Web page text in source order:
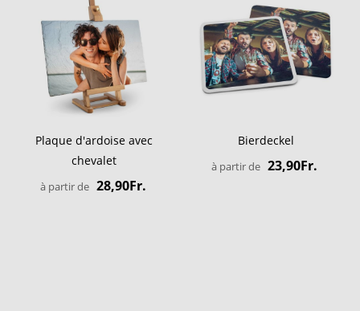
Plaque d'ardoise avec
chevalet
à partir de 28,90Fr.
Bierdeckel
à partir de 23,90Fr.